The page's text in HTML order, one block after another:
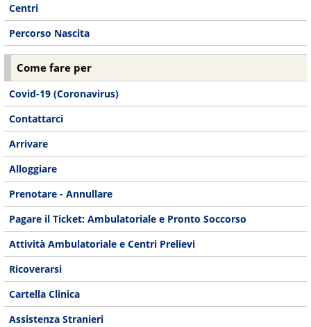
Centri
Percorso Nascita
Come fare per
Covid-19 (Coronavirus)
Contattarci
Arrivare
Alloggiare
Prenotare - Annullare
Pagare il Ticket: Ambulatoriale e Pronto Soccorso
Attività Ambulatoriale e Centri Prelievi
Ricoverarsi
Cartella Clinica
Assistenza Stranieri